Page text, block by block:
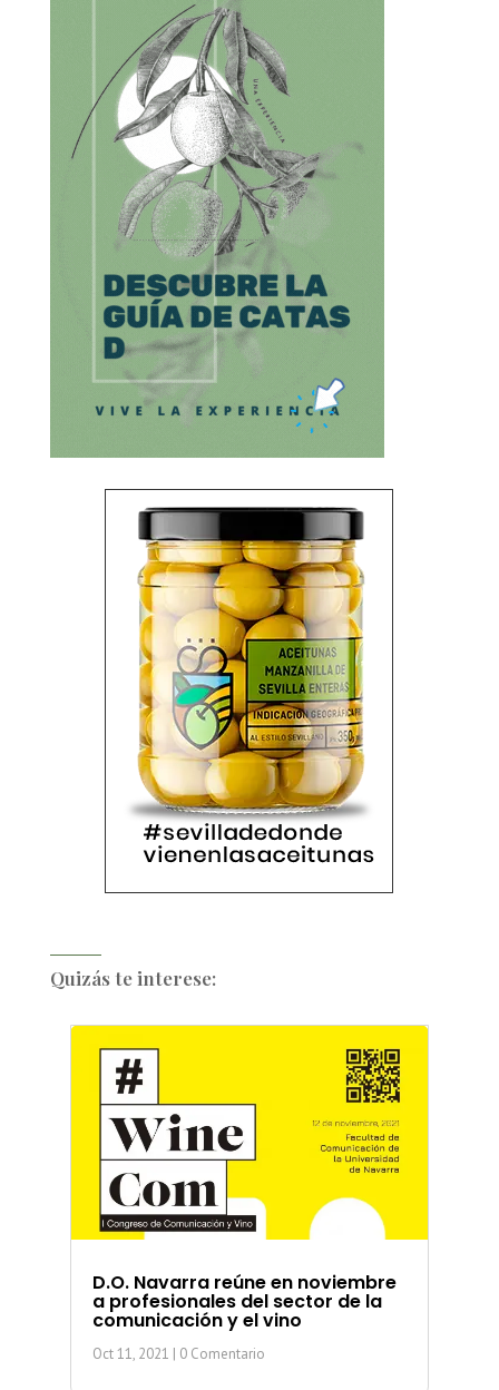
Quizás te interese:
D.O. Navarra reúne en noviembre
a profesionales del sector de la
comunicación y el vino
Oct 11, 2021 | 0 Comentario